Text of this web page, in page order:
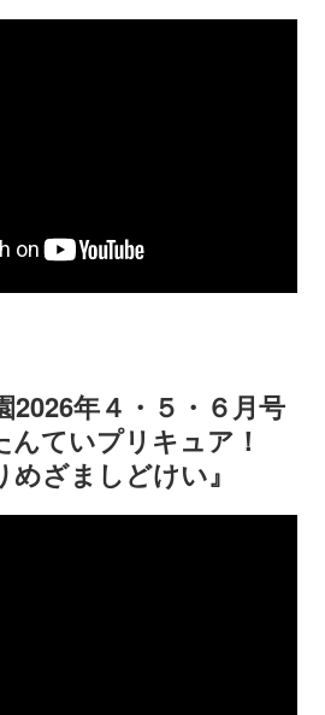
2026年４・５・６月号
んていプリキュア！
ざましどけい』